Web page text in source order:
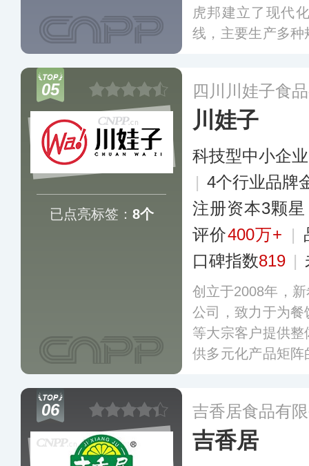
虎邦建立了现代
线，主要生产多
区。更多
05
已点亮标签： 8个
四川川娃子食
川娃子
科技型中小企业
| 4个行业品牌
注册资本3颗星
评价400万+ |
口碑指数819 |
创立于2008年，
公司，致力于为
等大宗客户提供
供多元化产品矩
欧洲等国家和地
06 吉香居食品有
吉香居